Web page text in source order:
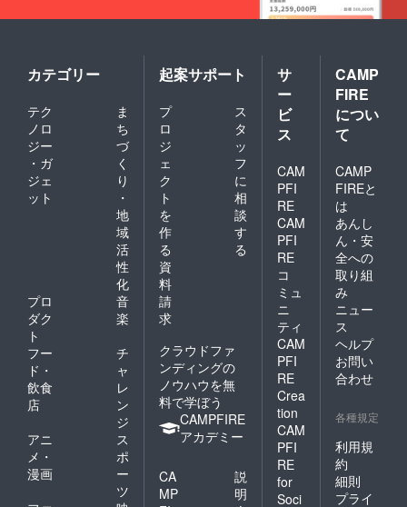
カテゴリー
テク
ノロ
ジー
・ガ
ジェ
ット
ま
ち
づ
く
り
・
地
域
活
性
化
プロ
ダク
ト
音
楽
フー
ド・
飲食
店
チ
ャ
レ
ン
ジ
アニ
メ・
漫画
ス
ポ
ー
ツ
起案サポート
プ
ロ
ジ
ェ
ク
ト
を
作
る
ス
タ
ッ
フ
に
相
談
す
る
資
料
請
求
クラウドファ
ンディングの
ノウハウを無
料で学ぼう
CAMPFIRE
アカデミー
CA
MP
説
明
サ
ー
ビ
ス
CAM
PFI
RE
CAM
PFI
RE
コ
ミュ
ニ
ティ
CAM
PFI
RE
Crea
tion
CAM
PFI
RE
for
Soci
CAMP
FIRE
につい
て
CAMP
FIREと
は
あんし
ん・安
全への
取り組
み
ニュー
ス
ヘルプ
お問い
合わせ
各種規定
利用規
約
細則
プライ